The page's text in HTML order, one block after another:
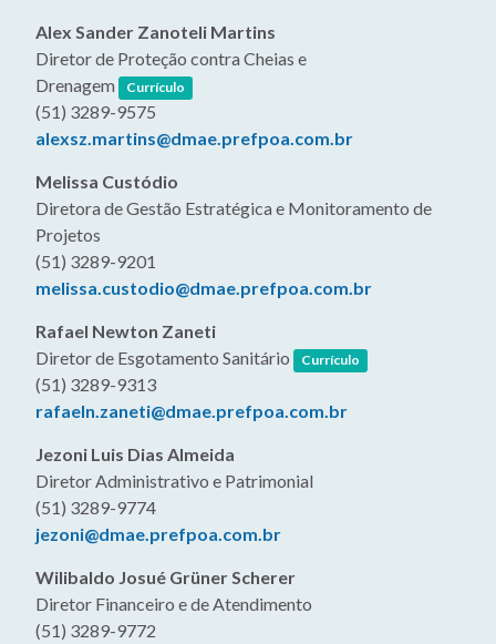
Alex Sander Zanoteli Martins
Diretor de Proteção contra Cheias e
Drenagem
Currículo
(link abre em nova janela)
(51) 3289-9575
alexsz.martins@dmae.prefpoa.com.br
Melissa Custódio
Diretora de Gestão Estratégica e Monitoramento de
Projetos
(51) 3289-9201
melissa.custodio@dmae.prefpoa.com.br
Rafael Newton Zaneti
Diretor de Esgotamento Sanitário
Currículo
(link abre em nova
(51) 3289-9313
rafaeln.zaneti@dmae.prefpoa.com.br
Jezoni Luis Dias Almeida
Diretor Administrativo e Patrimonial
(51) 3289-9774
jezoni@dmae.prefpoa.com.br
Wilibaldo Josué Grüner Scherer
Diretor Financeiro e de Atendimento
(51) 3289-9772